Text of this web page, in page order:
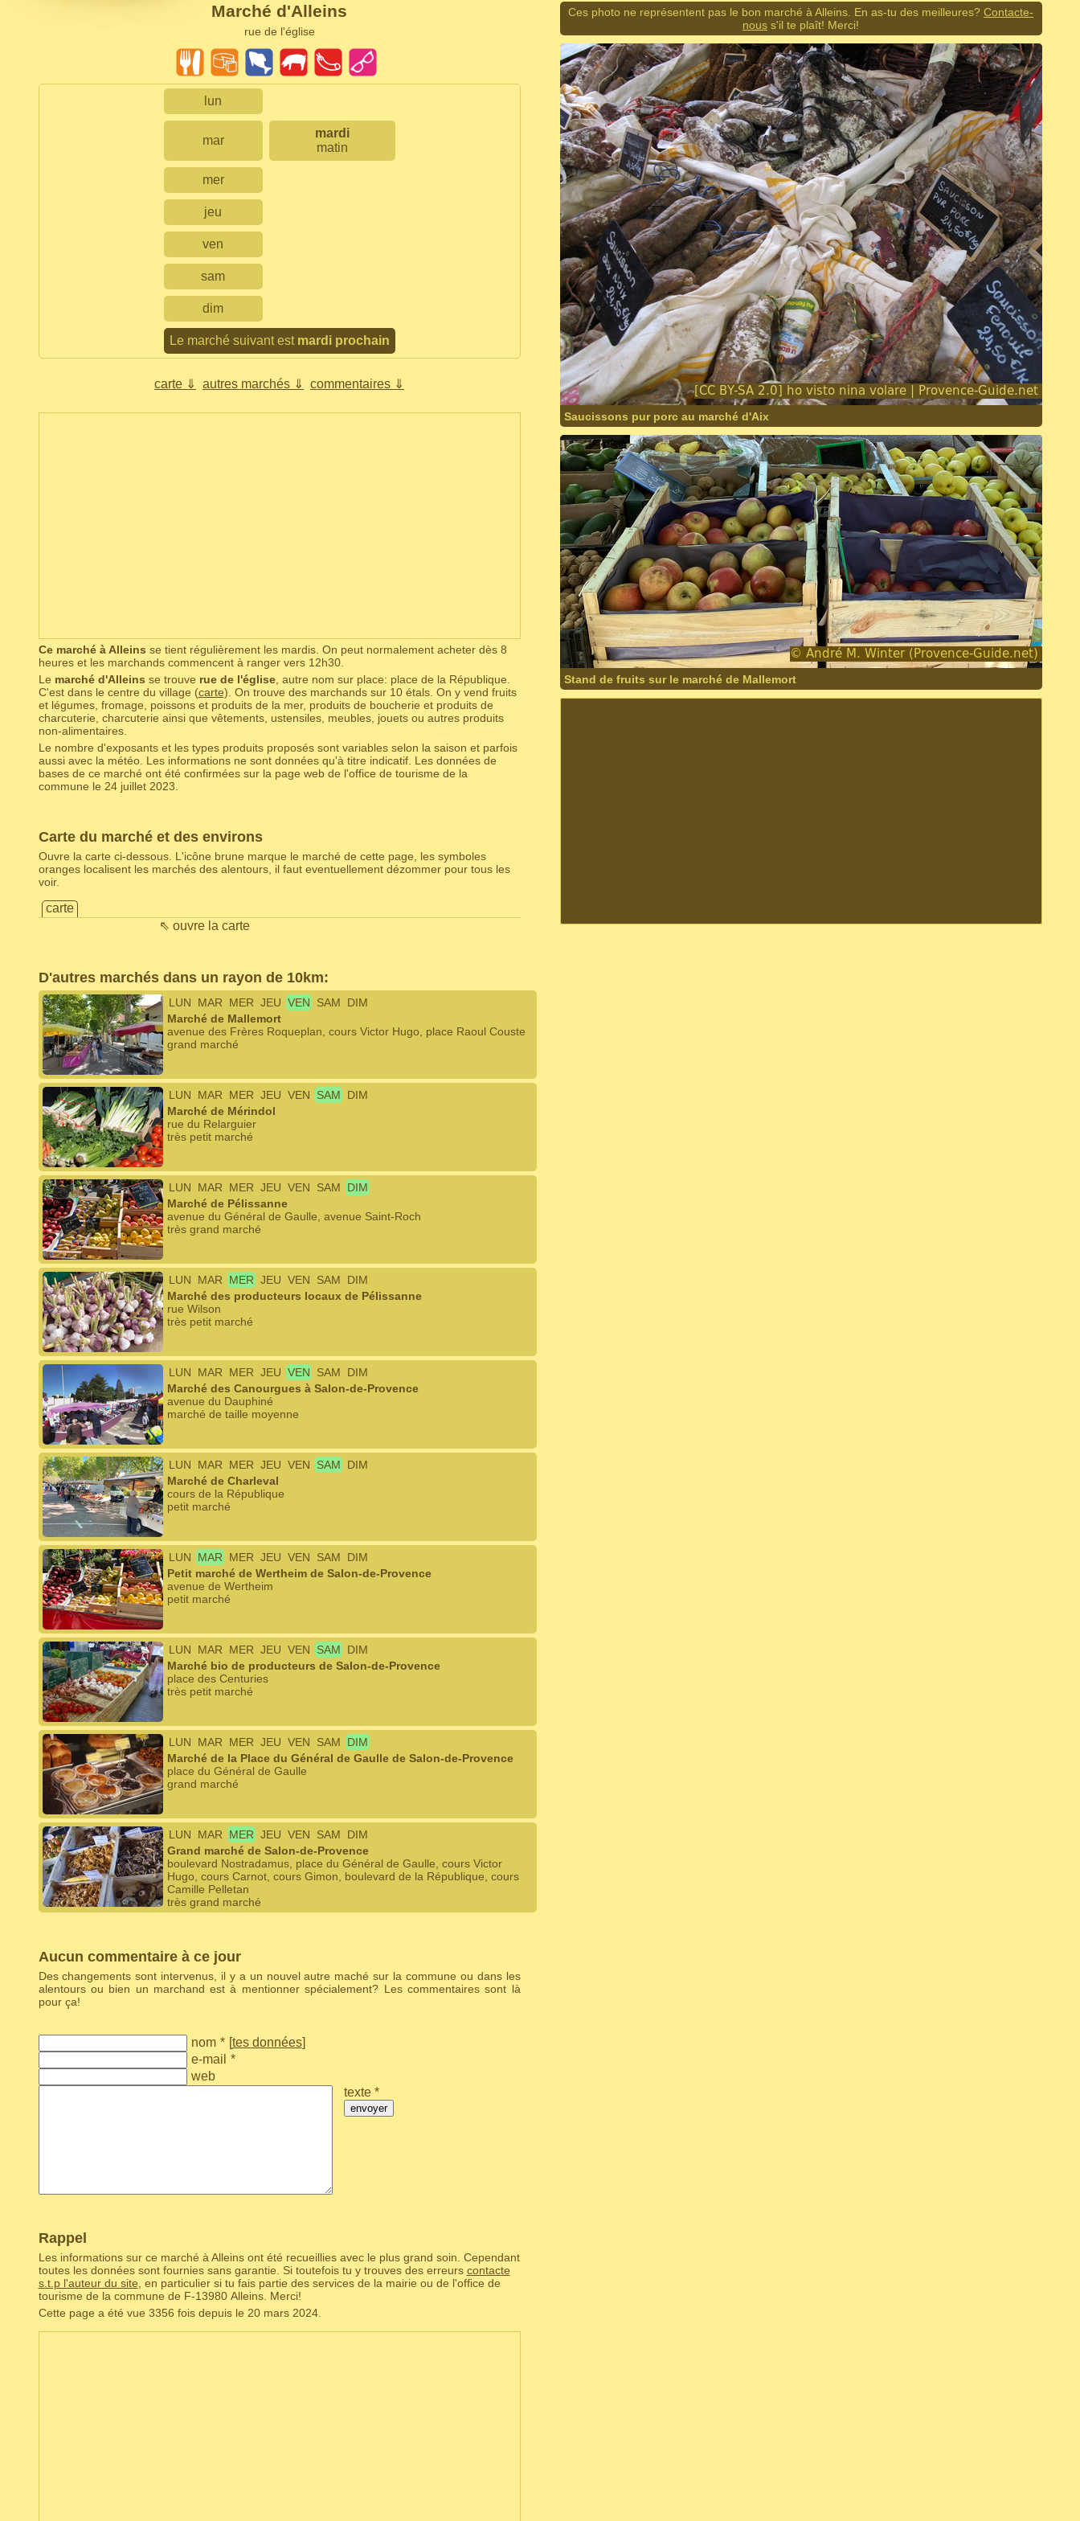
Marché d'Alleins
rue de l'église
lun
mar
mardi
matin
mer
jeu
ven
sam
dim
Le marché suivant est mardi prochain
carte ⇓ autres marchés ⇓ commentaires ⇓
Ce marché à Alleins se tient régulièrement les mardis. On peut normalement acheter dès 8
heures et les marchands commencent à ranger vers 12h30.
Le marché d'Alleins se trouve rue de l'église, autre nom sur place: place de la République.
C'est dans le centre du village (carte). On trouve des marchands sur 10 étals. On y vend fruits
et légumes, fromage, poissons et produits de la mer, produits de boucherie et produits de
charcuterie, charcuterie ainsi que vêtements, ustensiles, meubles, jouets ou autres produits
non-alimentaires.
Le nombre d'exposants et les types produits proposés sont variables selon la saison et parfois
aussi avec la météo. Les informations ne sont données qu'à titre indicatif. Les données de
bases de ce marché ont été confirmées sur la page web de l'office de tourisme de la
commune le 24 juillet 2023.
Carte du marché et des environs
Ouvre la carte ci-dessous. L'icône brune marque le marché de cette page, les symboles
oranges localisent les marchés des alentours, il faut eventuellement dézommer pour tous les
voir.
carte
⇖ ouvre la carte
D'autres marchés dans un rayon de 10km:
LUN MAR MER JEU VEN SAM
DIM
Marché de Mallemort
avenue des Frères Roqueplan, cours Victor Hugo, place Raoul Couste
grand marché
LUN MAR MER JEU VEN SAM
DIM
Marché de Mérindol
rue du Relarguier
très petit marché
LUN MAR MER JEU VEN SAM
DIM
Marché de Pélissanne
avenue du Général de Gaulle, avenue Saint-Roch
très grand marché
LUN MAR MER JEU VEN SAM
DIM
Marché des producteurs locaux de Pélissanne
rue Wilson
très petit marché
LUN MAR MER JEU VEN SAM
DIM
Marché des Canourgues à Salon-de-Provence
avenue du Dauphiné
marché de taille moyenne
LUN MAR MER JEU VEN SAM
DIM
Marché de Charleval
cours de la République
petit marché
LUN MAR MER JEU VEN SAM
DIM
Petit marché de Wertheim de Salon-de-Provence
avenue de Wertheim
petit marché
LUN MAR MER JEU VEN SAM
DIM
Marché bio de producteurs de Salon-de-Provence
place des Centuries
très petit marché
LUN MAR MER JEU VEN SAM
DIM
Marché de la Place du Général de Gaulle de Salon-de-Provence
place du Général de Gaulle
grand marché
LUN MAR MER JEU VEN SAM
DIM
Grand marché de Salon-de-Provence
boulevard Nostradamus, place du Général de Gaulle, cours Victor
Hugo, cours Carnot, cours Gimon, boulevard de la République, cours
Camille Pelletan
très grand marché
Aucun commentaire à ce jour
Des changements sont intervenus, il y a un nouvel autre maché sur la commune ou dans les
alentours ou bien un marchand est à mentionner spécialement? Les commentaires sont là
pour ça!
nom * [tes données]
e-mail *
web
texte *
envoyer
Rappel
Les informations sur ce marché à Alleins ont été recueillies avec le plus grand soin. Cependant
toutes les données sont fournies sans garantie. Si toutefois tu y trouves des erreurs contacte
s.t.p l'auteur du site , en particulier si tu fais partie des services de la mairie ou de l'office de
tourisme de la commune de F‑13980 Alleins. Merci!
Cette page a été vue 3356 fois depuis le 20 mars 2024.
Ces photo ne représentent pas le bon marché à Alleins. En as-tu des meilleures? Contacte-
nous s'il te plaît! Merci!
Saucissons pur porc au marché d'Aix
Stand de fruits sur le marché de Mallemort